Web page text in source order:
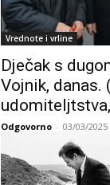
Vrednote i vrline
Dječak s
Vojnik, danas.
Odgovorno - 03/03/2025